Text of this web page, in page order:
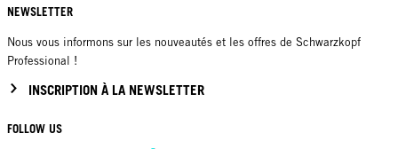
NEWSLETTER
Nous vous informons sur les nouveautés et les offres de Schwarzkopf
Professional !
INSCRIPTION À LA NEWSLETTER
FOLLOW US